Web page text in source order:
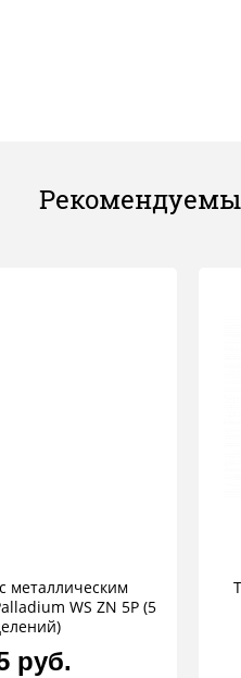
металлическим
WS ZN 5P (5
руб.